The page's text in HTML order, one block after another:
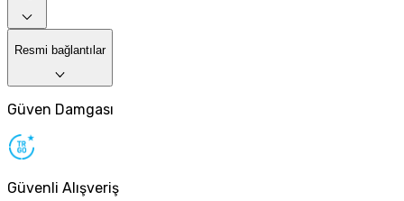
Resmi bağlantılar
Güven Damgası
Güvenli Alışveriş